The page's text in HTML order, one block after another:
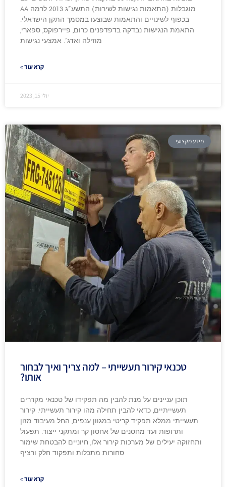
מוגבלות (התאמות נגישות לשירות) התשע"ג 2013 לרמה AA
בכפוף לשינויים והתאמות שבוצעו במסמך התקן הישראלי.
התאמת הנגישות נבדקה בדפדפנים כרום, פיירפוקס, ספארי,
מוזילה ואדג'. אמצעי נגישות
קרא עוד »
יולי 15, 2023
מידע מקצועי
טכנאי קירור תעשייתי – למה צריך ואיך לבחור
אותו?
תוכן עניינים על מנת להבין מה תפקידו של טכנאי מקררים
תעשייתיים, כדאי להבין תחילה מהו קירור תעשייתי. קירור
תעשייתי ממלא תפקיד קריטי במגוון ענפים, החל מעיבוד מזון
ותרופות ועד מחסנים של אחסון קר ומתקני ייצור. תפעול
ותחזוקה יעילים של מערכות קירור אלו, חיוניים להבטחת שימור
סחורות מתכלות ותפקוד חלק ורציף
קרא עוד »